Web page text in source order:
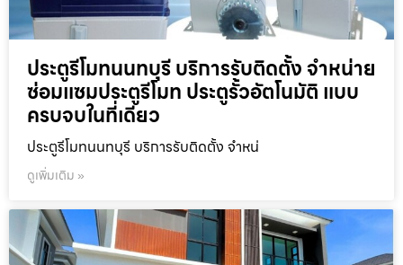
ประตูรีโมทนนทบุรี บริการรับติดตั้ง จำหน่าย
ซ่อมแซมประตูรีโมท ประตูรั้วอัตโนมัติ แบบ
ครบจบในที่เดียว
ประตูรีโมทนนทบุรี บริการรับติดตั้ง จำหน่
ดูเพิ่มเติม »